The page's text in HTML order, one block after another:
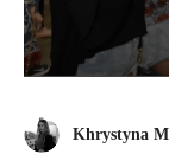
Khrystyna